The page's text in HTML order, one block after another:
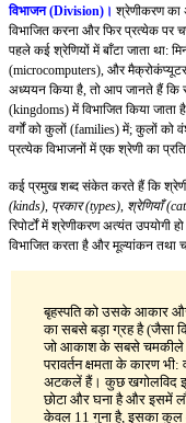
विभाजन (Division)। श्रेणीकरण का
विभाजित करना और फिर प्रत्येक पर
पहले कई श्रेणियों में बाँटा जाता था:
(microcomputers), और
अध्ययन किया है, तो आप जानते हैं कि
(kingdoms) में विभाजित किया जाता
वर्गों को कुलों (families) में; कुलों को
प्रत्येक विभाजनों में एक श्रेणी का
कई प्रमुख शब्द संकेत करते हैं कि
(kinds), प्रकार (types), श्रेणियाँ
रिपोर्टों में श्रेणीकरण अत्यंत उपयोगी
विभाजित करता है और मूल्यांकन तथा
बृहस्पति को उसके आकार
का सबसे बड़ा ग्रह है (जैसा
जो आकाश के सबसे चमकीले
परावर्तन क्षमता के कारण
अटकलें हैं। कुछ खगोलविद
छोटा और घना है और इसमें
केवल 11 गुना है, इसका कुल